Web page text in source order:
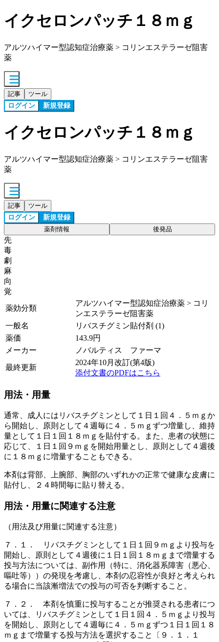
イクセロンパッチ１８ｍｇ
アルツハイマー型認知症治療薬 > コリンエステラーゼ阻害
薬
記事 ツール
ログイン 新規登録
イクセロンパッチ１８ｍｇ
アルツハイマー型認知症治療薬 > コリンエステラーゼ阻害
薬
記事 ツール
ログイン 新規登録
薬剤情報 後発品
先
毒
劇
麻
向
覚
薬効分類
アルツハイマー型認知症治療薬 > コリ
ンエステラーゼ阻害薬
一般名
リバスチグミン貼付剤 (1)
薬価
143.9円
メーカー
ノバルティス ファーマ
最終更新
2024年10月改訂(第4版)
添付文書のPDFはこちら
用法・用量
通常、成人にはリバスチグミンとして１日１回４．５ｍｇか
ら開始し、原則として４週毎に４．５ｍｇずつ増量し、維持
量として１日１回１８ｍｇを貼付する。また、患者の状態に
応じて、１日１回９ｍｇを開始用量とし、原則として４週後
に１８ｍｇに増量することもできる。
本剤は背部、上腕部、胸部のいずれかの正常で健康な皮膚に
貼付し、２４時間毎に貼り替える。
用法・用量に関連する注意
（用法及び用量に関連する注意）
７．１． リバスチグミンとして１日１回９ｍｇより投与を
開始し、原則として４週後に１日１回１８ｍｇまで増量する
投与方法については、副作用（特に、消化器系障害（悪心、
嘔吐等））の発現を考慮し、本剤の忍容性が良好と考えられ
る場合に当該漸増法での投与の可否を判断すること。
７．２． 本剤を慎重に投与することが推奨される患者につ
いては、リバスチグミンとして１日１回４．５ｍｇより投与
を開始し、原則として４週毎に４．５ｍｇずつ１日１回１８
ｍｇまで増量する投与方法を選択すること〔９．１．１